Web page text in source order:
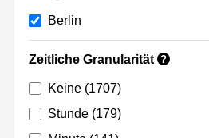
Berlin
Zeitliche Granularität ?
Keine (1707)
Stunde (179)